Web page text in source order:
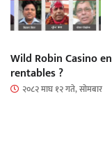
Wild Robin Casino
rentables ?
२०८२ माघ १२ गते, सोमबार